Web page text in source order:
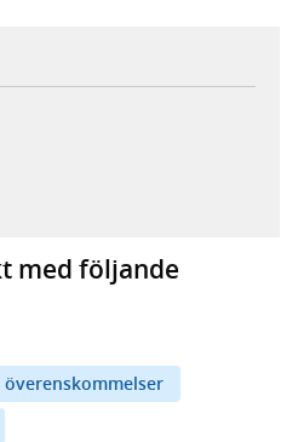
ny flik, extern webbplats,
webbplats,
flik, extern webbplats,
postklient,
med följande